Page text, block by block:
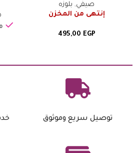
صيفي, بلوزه
إنتهى من المخزن
495,00 EGP
توصيل سريع وموثوق